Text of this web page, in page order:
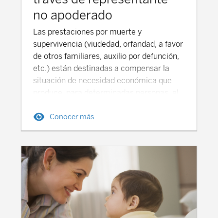
produce que estas pensiones derivadas de
contingencias profesionales, a pesar de no
contar con doble paga en junio y
noviembre, tengan un importe mensual un
poco más elevada que las demás. Si la
incapacidad permanente (en sus grados
de total para la profesión habitual, o
un accidente no laboral, o si la pensión de
viudedad u orfandad procediese de una
enfermedad común o accidente no laboral
del causante, los beneficiarios sí que
cobrarían la pensión en 14 pagas, las 12
ordinarias más las 2 extraordinarias de
verano y navidad. También las pensiones
(contributivas) de jubilación y las
no apoderado
Las prestaciones por muerte y
supervivencia (viudedad, orfandad, a favor
de otros familiares, auxilio por defunción,
etc.) están destinadas a compensar la
situación de necesidad económica que
produce, para determinadas personas, el
Social ha puesto a disposición de los
ciudadanos el servicio de acceso a las
pensiones de Viudedad y Orfandad a
través del portal Tu Seguridad Social
(TUSS). Se puede hacer uso de este
servicio, accediendo al portal Tu
Seguridad Social como representante, y
seleccionar “Solicitud de viudedad,
Conocer más